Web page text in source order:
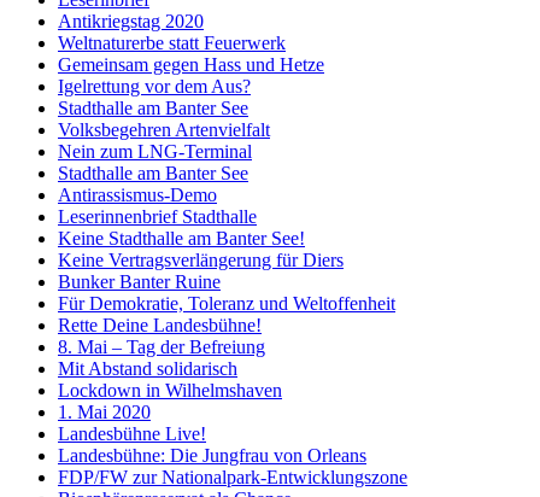
Antikriegstag 2020
Weltnaturerbe statt Feuerwerk
Gemeinsam gegen Hass und Hetze
Igelrettung vor dem Aus?
Stadthalle am Banter See
Volksbegehren Artenvielfalt
Nein zum LNG-Terminal
Stadthalle am Banter See
Antirassismus-Demo
Leserinnenbrief Stadthalle
Keine Stadthalle am Banter See!
Keine Vertragsverlängerung für Diers
Bunker Banter Ruine
Für Demokratie, Toleranz und Weltoffenheit
Rette Deine Landesbühne!
8. Mai – Tag der Befreiung
Mit Abstand solidarisch
Lockdown in Wilhelmshaven
1. Mai 2020
Landesbühne Live!
Landesbühne: Die Jungfrau von Orleans
FDP/FW zur Nationalpark-Entwicklungszone